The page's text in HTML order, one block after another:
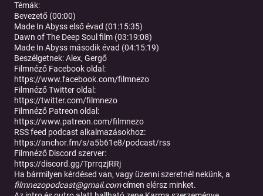
Témák:
Bevezető (00:00)
Made In Abyss első évad (01:15:35)
Dawn of The Deep Soul film (03:19:08)
Made In Abyss második évad (04:15:19)
Beszélgetnek:Alex, Gergő
Filmnéző Facebook oldal:
https://www.facebook.com/filmnezo
Filmnéző Twitter oldal:
https://twitter.com/filmnezo
Filmnéző Patreon oldal:
https://www.patreon.com/filmnezo
RSS feed podcast alkalmazásokhoz:
https://anchor.fm/s/a5b61e8/podcast/rss
Filmnéző Discord szerver:
https://discord.gg/TprrqzjRRj
Ha bármilyen kérdésed van, vagy üzenni szeretnél nekünk, a
filmnezopodcast@gmail.comcímen elérsz minket.